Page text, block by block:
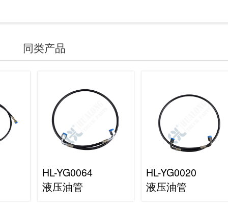
同类产品
HL-YG0064
液压油管
HL-YG0020
液压油管